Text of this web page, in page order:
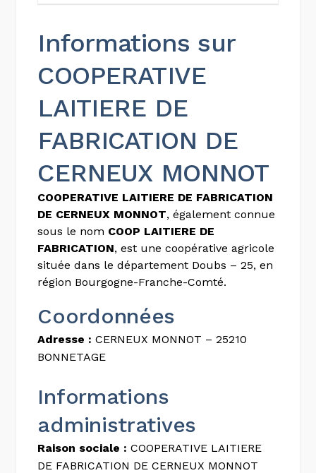
Informations sur
COOPERATIVE
LAITIERE DE
FABRICATION DE
CERNEUX MONNOT
COOPERATIVE LAITIERE DE FABRICATION
DE CERNEUX MONNOT, également connue
sous le nom COOP LAITIERE DE
FABRICATION, est une coopérative agricole
située dans le département Doubs – 25, en
région Bourgogne-Franche-Comté.
Coordonnées
Adresse : CERNEUX MONNOT – 25210
BONNETAGE
Informations
administratives
Raison sociale : COOPERATIVE LAITIERE
DE FABRICATION DE CERNEUX MONNOT